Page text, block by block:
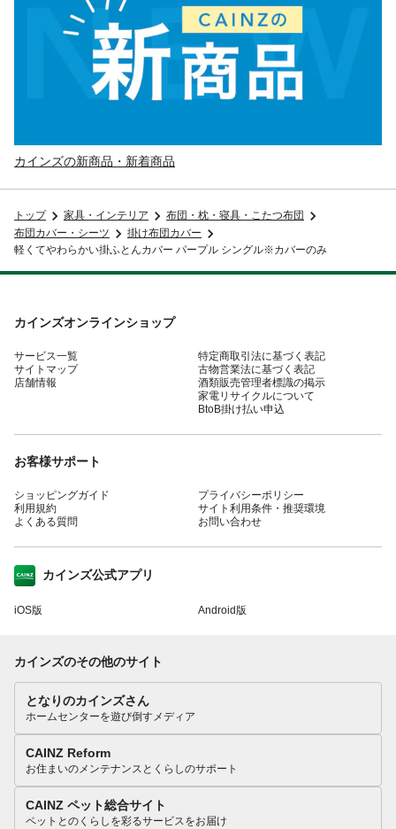
カインズの新商品・新着商品
トップ 家具・インテリア
布団・枕・寝具・こたつ布団
布団カバー・シーツ
掛け布団カバー
軽くてやわらかい掛ふとんカバー パープル シングル※カバーのみ
カインズオンラインショップ
サービス一覧
サイトマップ
店舗情報
特定商取引法に基づく表記
古物営業法に基づく表記
酒類販売管理者標識の掲示
家電リサイクルについて
BtoB掛け払い申込
お客様サポート
ショッピングガイド
利用規約
よくある質問
プライバシーポリシー
サイト利用条件・推奨環境
お問い合わせ
カインズ公式アプリ
iOS版 Android版
カインズのその他のサイト
となりのカインズさん
ホームセンターを遊び倒すメディア
CAINZ Reform
お住まいのメンテナンスとくらしのサポート
CAINZ ペット総合サイト
ペットとのくらしを彩るサービスをお届け